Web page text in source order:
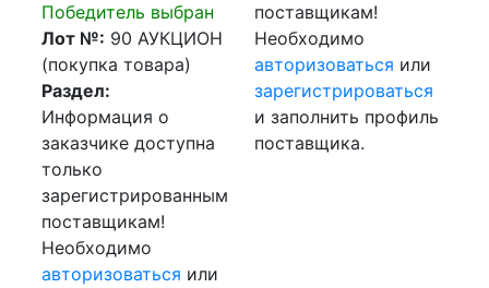
Победитель выбран
Лот №: 90 АУКЦИОН
(покупка товара)
Раздел:
Информация о
заказчике доступна
только
зарегистрированным
поставщикам!
Необходимо
авторизоваться или
поставщикам!
Необходимо
авторизоваться или
зарегистрироваться
и заполнить профиль
поставщика.